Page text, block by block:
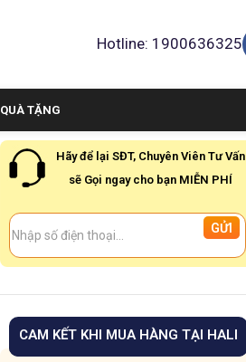
Hotline: 1900636325
QUÀ TẶNG
Hãy để lại SĐT, Chuyên Viên Tư Vấn
sẽ Gọi ngay cho bạn MIỄN PHÍ
CAM KẾT KHI MUA HÀNG TẠI HALI